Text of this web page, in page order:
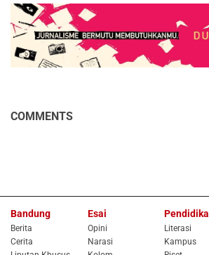
COMMENTS
Bandung
Berita
Cerita
Esai
Opini
Narasi
Literasi
Kampus